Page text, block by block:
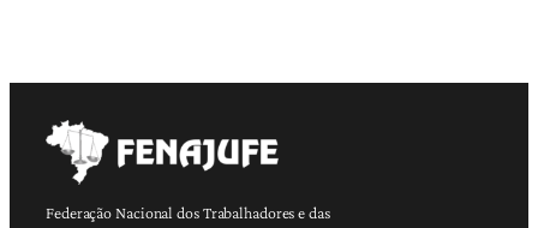
Federação Nacional dos Trabalhadores e das